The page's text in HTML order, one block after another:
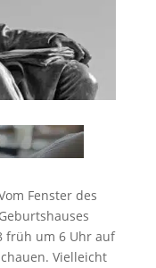
Fenster des
früh um 6 Uhr auf
Vielleicht